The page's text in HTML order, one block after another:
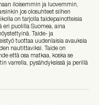
iloisemmin ja luovemmin,
jos olosuhteet siihen
on tarjolla taidepainotteisia
eri puolilla Suomea, aina
Taide- ja
tuottaa uudenlaisia avauksia
nautittaviksi. Taide on
että osa matkaa, koska se
varrella, pysähdyksissä ja perillä